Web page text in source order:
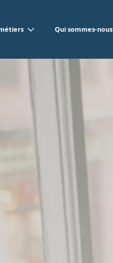
Qui sommes-nous